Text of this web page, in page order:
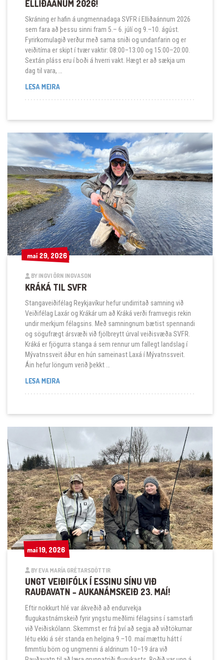
ELLIÐAÁNUM 2026!
Skráning er hafin á ungmennadaga SVFR í Elliðaánnum 2026
sem fara að þessu sinni fram 5.– 6. júlí og 9.–10. ágúst.
Fyrirkomulagið verður með sama sniði og undanfarin og er
veiðitíma er skipt í tvær vaktir: 08:00–13:00 og 15:00–20:00.
Sextán pláss eru í boði á hverri vakt. Hægt er að sækja um
dag til vara, …
LESA MEIRASKRÁNING HAFIN Á UNGMENNADAGA Í ELLIÐAÁNUM
maí 29, 2026
maí 29, 2026
BY INGVI ÖRN INGVASON
KRÁKÁ TIL SVFR
Stangaveiðifélag Reykjavíkur hefur undirritað samning við
Veiðifélag Laxár og Krákár um að Kráká verði framvegis rekin
undir merkjum félagsins. Með samningnum bætist spennandi
og sögufrægt ársvæði við fjölbreytt úrval veiðisvæða SVFR.
Kráká er fjögurra stanga á sem rennur um fallegt landslag í
Mývatnssveit áður en hún sameinast Laxá í Mývatnssveit.
Áin hefur löngum verið þekkt …
LESA MEIRAKRÁKÁ TIL SVFR
maí 19, 2026
maí 19, 2026
BY EVA MARÍA GRÉTARSDÓTTIR
UNGT VEIÐIFÓLK Í ESSINU SÍNU VIÐ
RAUÐAVATN – AUKANÁMSKEIÐ 23. MAÍ!
Eftir nokkurt hlé var ákveðið að endurvekja
flugukastnámskeið fyrir yngstu meðlimi félagsins í samstarfi
við Veiðiskólann. Skemmst er frá því að segja að viðtökurnar
létu ekki á sér standa en helgina 9.–10. maí mættu hátt í
fimmtíu börn og ungmenni á aldrinum 10–19 ára við